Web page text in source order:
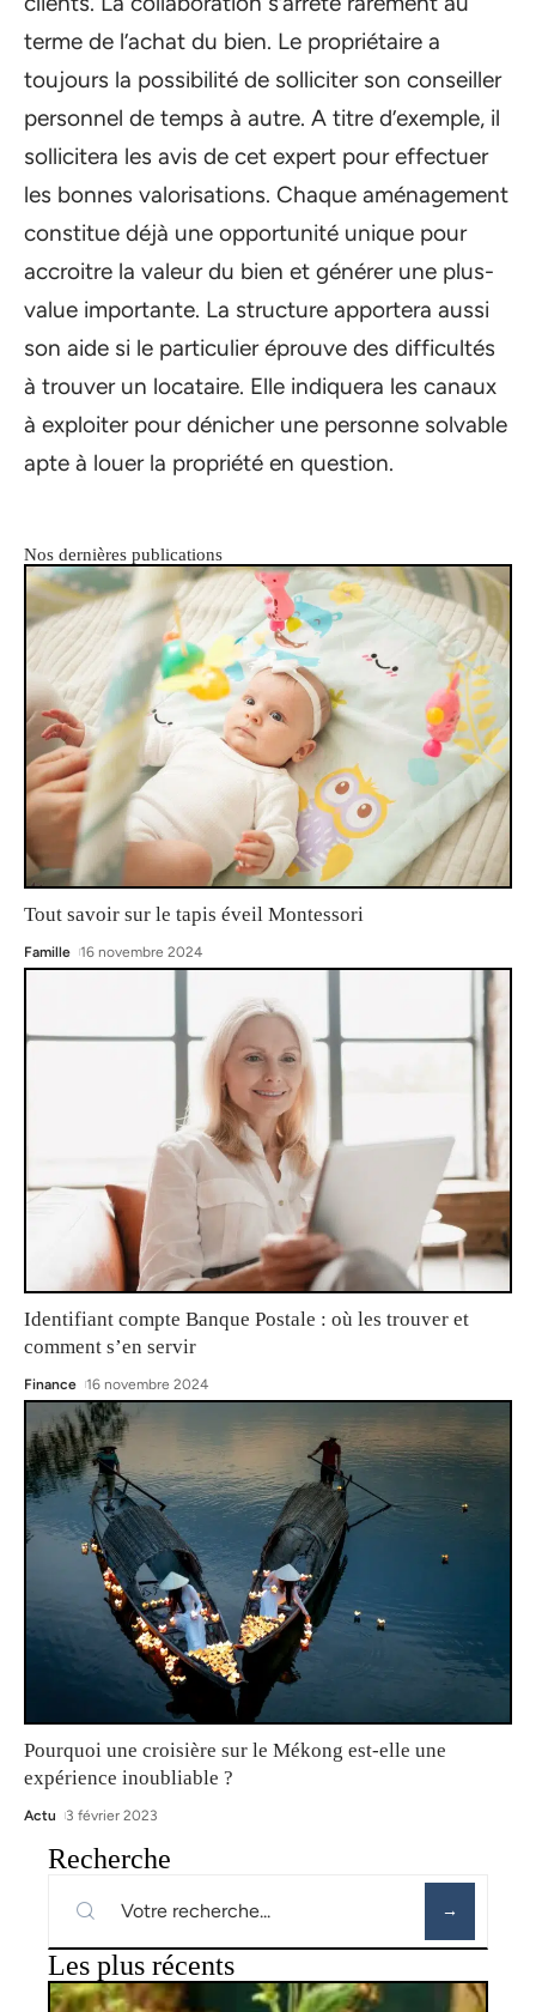
terme de l’achat du bien. Le propriétaire a
toujours la possibilité de solliciter son conseiller
personnel de temps à autre. A titre d’exemple, il
sollicitera les avis de cet expert pour effectuer
les bonnes valorisations. Chaque aménagement
constitue déjà une opportunité unique pour
accroitre la valeur du bien et générer une plus-
value importante. La structure apportera aussi
son aide si le particulier éprouve des difficultés
à trouver un locataire. Elle indiquera les canaux
à exploiter pour dénicher une personne solvable
apte à louer la propriété en question.
Nos dernières publications
Tout savoir sur le tapis éveil Montessori
Famille 16 novembre 2024
Identifiant compte Banque Postale : où les trouver et
comment s’en servir
Finance 16 novembre 2024
Pourquoi une croisière sur le Mékong est-elle une
expérience inoubliable ?
Actu 3 février 2023
Recherche
Les plus récents